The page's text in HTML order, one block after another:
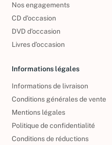
Nos engagements
CD d'occasion
DVD d'occasion
Livres d’occasion
Informations légales
Informations de livraison
Conditions générales de vente
Mentions légales
Politique de confidentialité
Conditions de réductions